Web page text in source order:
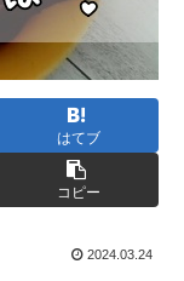
はてブ
コピー
2024.03.24